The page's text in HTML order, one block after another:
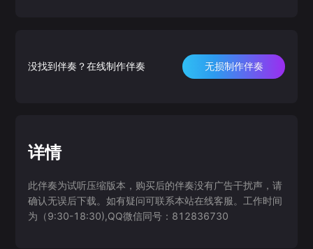
没找到伴奏？在线制作伴奏 无损制作伴奏
详情
此伴奏为试听压缩版本，购买后的伴奏没有广告干扰声，请
确认无误后下载。如有疑问可联系本站在线客服。工作时间
为（9:30-18:30),QQ微信同号：812836730